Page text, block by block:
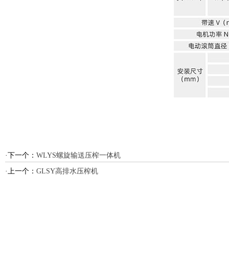
·下一个： WLYS螺旋输送压榨一体机
·上一个： GLSY高排水压榨机